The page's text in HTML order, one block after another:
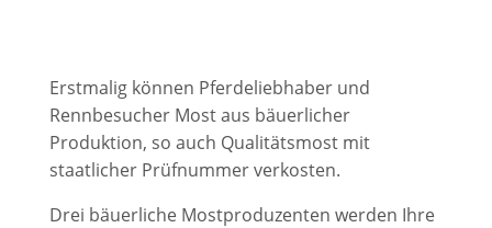
Erstmalig können Pferdeliebhaber und
Rennbesucher Most aus bäuerlicher
Produktion, so auch Qualitätsmost mit
staatlicher Prüfnummer verkosten.
Drei bäuerliche Mostproduzenten werden Ihre